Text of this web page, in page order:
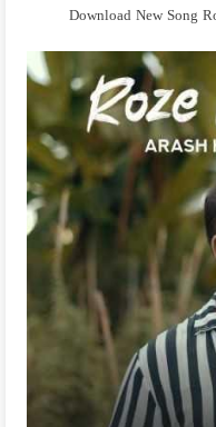
Download New Song